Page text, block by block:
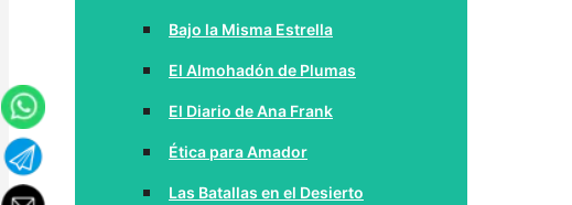
Bajo la Misma Estrella
El Almohadón de Plumas
El Diario de Ana Frank
Ética para Amador
Las Batallas en el Desierto